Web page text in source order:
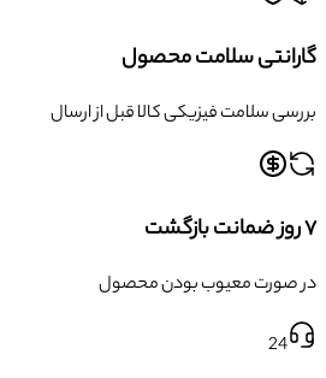
گارانتی سلامت محصول
بررسی سلامت فیزیکی کالا قبل از ارسال
۷ روز ضمانت بازگشت
در صورت معیوب بودن محصول
24